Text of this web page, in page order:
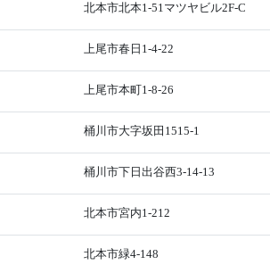
北本市北本1-51マツヤビル2F-C
上尾市春日1-4-22
上尾市本町1-8-26
桶川市大字坂田1515-1
桶川市下日出谷西3-14-13
北本市宮内1-212
北本市緑4-148